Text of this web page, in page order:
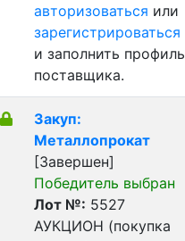
авторизоваться или
зарегистрироваться
и заполнить профиль
поставщика.
Закуп:
Металлопрокат
[Завершен]
Победитель выбран
Лот №: 5527
АУКЦИОН (покупка